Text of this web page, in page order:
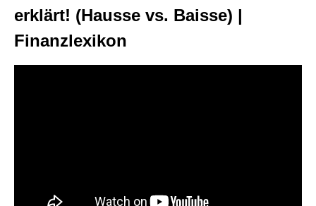
erklärt! (Hausse vs. Baisse) |
Finanzlexikon